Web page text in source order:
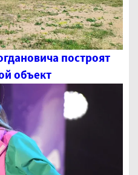
построят
объект